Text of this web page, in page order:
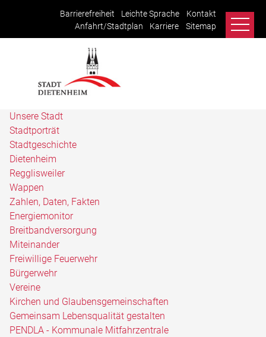
Barrierefreiheit Leichte Sprache
Kontakt
Anfahrt/Stadtplan
Karriere Sitemap
Unsere Stadt
Stadtporträt
Stadtgeschichte
Dietenheim
Regglisweiler
Wappen
Zahlen, Daten, Fakten
Energiemonitor
Breitbandversorgung
Miteinander
Freiwillige Feuerwehr
Bürgerwehr
Vereine
Kirchen und Glaubensgemeinschaften
Gemeinsam Lebensqualität gestalten
PENDLA - Kommunale Mitfahrzentrale